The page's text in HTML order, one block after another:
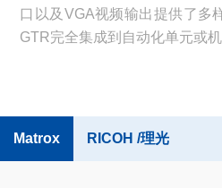
口以及VGA视频输出提供了多
GTR完全集成到自动化单元或机
Matrox RICOH /理光